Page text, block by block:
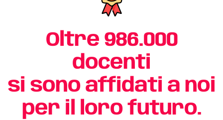
Oltre 986.000
docenti
si sono affidati a noi
per il loro futuro.